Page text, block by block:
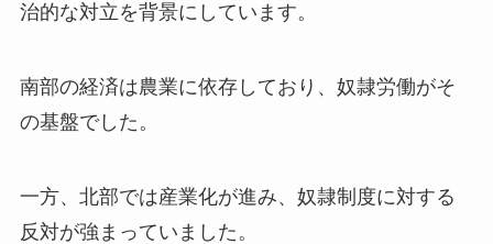
治的な対立を背景にしています。
南部の経済は農業に依存しており、奴隷労働がそ
の基盤でした。
一方、北部では産業化が進み、奴隷制度に対する
反対が強まっていました。